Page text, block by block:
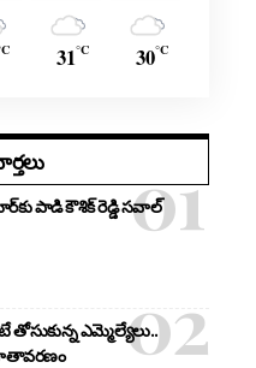
31°C 30°C
పాడి కౌశిక్ రెడ్డి సవాల్
తోసుకున్న ఎమ్మెల్యేలు..